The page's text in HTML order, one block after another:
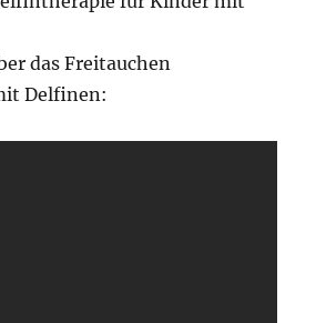
das Freitauchen
Delfinen: